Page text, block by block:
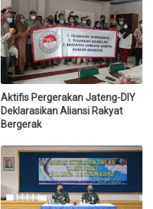
Aktifis Pergerakan Jateng-DIY
Deklarasikan Aliansi Rakyat
Bergerak